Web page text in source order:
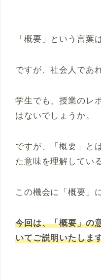
「概要」という言葉
ですが、社会人であ
学生でも、授業のレ
はないでしょうか。
ですが、「概要」と
た意味を理解してい
この機会に「概要」
今回は、「概要」の
いてご説明いたしま